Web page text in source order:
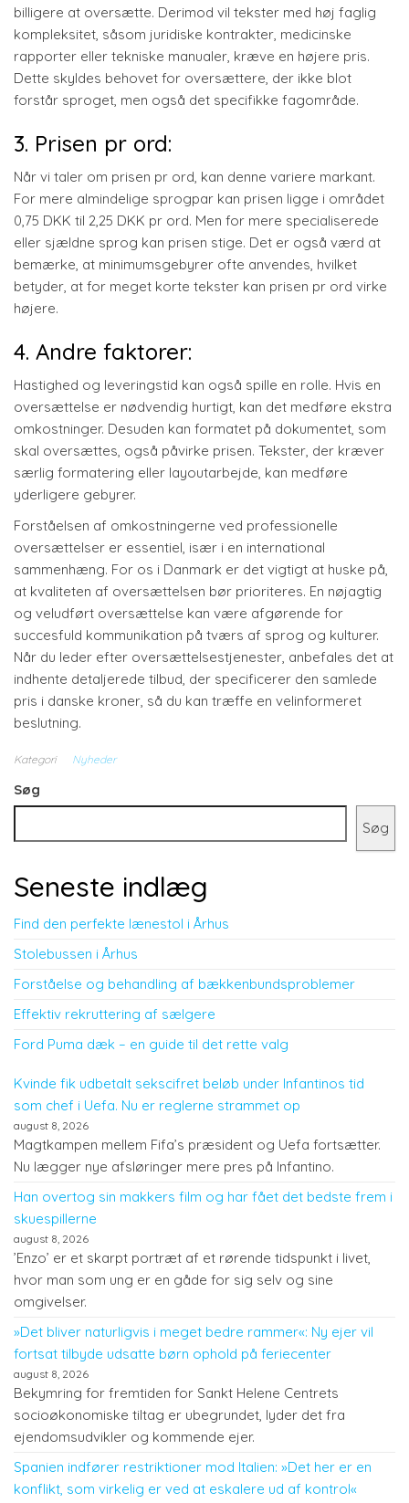
billigere at oversætte. Derimod vil tekster med høj faglig
kompleksitet, såsom juridiske kontrakter, medicinske
rapporter eller tekniske manualer, kræve en højere pris.
Dette skyldes behovet for oversættere, der ikke blot
forstår sproget, men også det specifikke fagområde.
3. Prisen pr ord:
Når vi taler om prisen pr ord, kan denne variere markant.
For mere almindelige sprogpar kan prisen ligge i området
0,75 DKK til 2,25 DKK pr ord. Men for mere specialiserede
eller sjældne sprog kan prisen stige. Det er også værd at
bemærke, at minimumsgebyrer ofte anvendes, hvilket
betyder, at for meget korte tekster kan prisen pr ord virke
højere.
4. Andre faktorer:
Hastighed og leveringstid kan også spille en rolle. Hvis en
oversættelse er nødvendig hurtigt, kan det medføre ekstra
omkostninger. Desuden kan formatet på dokumentet, som
skal oversættes, også påvirke prisen. Tekster, der kræver
særlig formatering eller layoutarbejde, kan medføre
yderligere gebyrer.
Forståelsen af omkostningerne ved professionelle
oversættelser er essentiel, især i en international
sammenhæng. For os i Danmark er det vigtigt at huske på,
at kvaliteten af oversættelsen bør prioriteres. En nøjagtig
og veludført oversættelse kan være afgørende for
succesfuld kommunikation på tværs af sprog og kulturer.
Når du leder efter oversættelsestjenester, anbefales det at
indhente detaljerede tilbud, der specificerer den samlede
pris i danske kroner, så du kan træffe en velinformeret
beslutning.
Kategori Nyheder
Søg
Søg
Seneste indlæg
Find den perfekte lænestol i Århus
Stolebussen i Århus
Forståelse og behandling af bækkenbundsproblemer
Effektiv rekruttering af sælgere
Ford Puma dæk – en guide til det rette valg
Kvinde fik udbetalt sekscifret beløb under Infantinos tid
som chef i Uefa. Nu er reglerne strammet op
august 8, 2026
Magtkampen mellem Fifa’s præsident og Uefa fortsætter.
Nu lægger nye afsløringer mere pres på Infantino.
Han overtog sin makkers film og har fået det bedste frem i
skuespillerne
august 8, 2026
’Enzo’ er et skarpt portræt af et rørende tidspunkt i livet,
hvor man som ung er en gåde for sig selv og sine
omgivelser.
»Det bliver naturligvis i meget bedre rammer«: Ny ejer vil
fortsat tilbyde udsatte børn ophold på feriecenter
august 8, 2026
Bekymring for fremtiden for Sankt Helene Centrets
socioøkonomiske tiltag er ubegrundet, lyder det fra
ejendomsudvikler og kommende ejer.
Spanien indfører restriktioner mod Italien: »Det her er en
konflikt, som virkelig er ved at eskalere ud af kontrol«